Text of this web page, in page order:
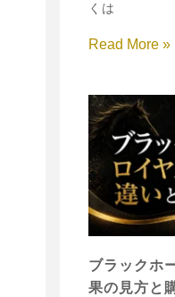
くは
Read More »
ブラックホ
果の見方と